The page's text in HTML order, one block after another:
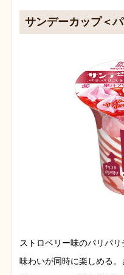
サンデーカップ＜
ストロベリー味のパリパ
味わいが同時に楽しめる